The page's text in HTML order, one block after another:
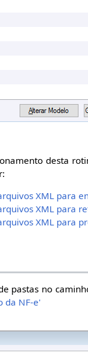
desta
XML para
XML para
XML para
pastas no
da NF-e'